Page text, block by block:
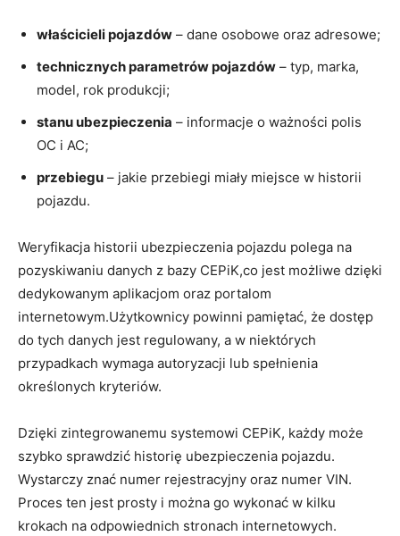
właścicieli pojazdów – dane osobowe oraz adresowe;
technicznych parametrów pojazdów – typ, marka,
model, rok produkcji;
stanu ubezpieczenia – informacje o ważności polis
OC i AC;
przebiegu – jakie przebiegi miały miejsce w historii
pojazdu.
Weryfikacja historii ubezpieczenia pojazdu polega na
pozyskiwaniu danych z bazy CEPiK,co jest możliwe dzięki
dedykowanym aplikacjom oraz portalom
internetowym.Użytkownicy powinni pamiętać, że dostęp
do tych danych jest regulowany, a w niektórych
przypadkach wymaga autoryzacji lub spełnienia
określonych kryteriów.
Dzięki zintegrowanemu systemowi CEPiK, każdy może
szybko sprawdzić historię ubezpieczenia pojazdu.
Wystarczy znać numer rejestracyjny oraz numer VIN.
Proces ten jest prosty i można go wykonać w kilku
krokach na odpowiednich stronach internetowych.